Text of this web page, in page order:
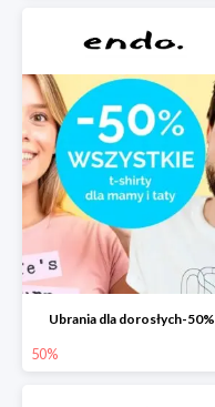
Ubrania dla dorosłych-50%
50%